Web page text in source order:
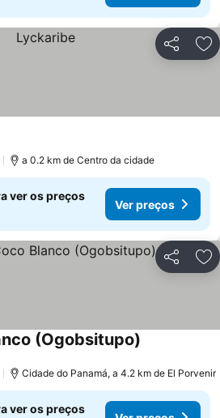
Partilhar
a 0.2 km de Centro da cidade
ver os preços
Ver preços
Partilhar
(Ogobsitupo)
Cidade do Panamá, a 4.2 km de El Porvenir
ver os preços